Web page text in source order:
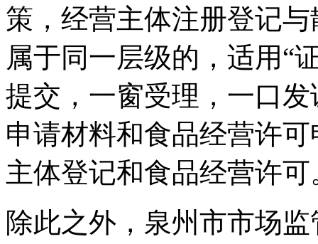
策，经营主体注册登记
属于同一层级的，适用“
提交，一窗受理，一口
申请材料和食品经营许
主体登记和食品经营许可
除此之外，泉州市市场